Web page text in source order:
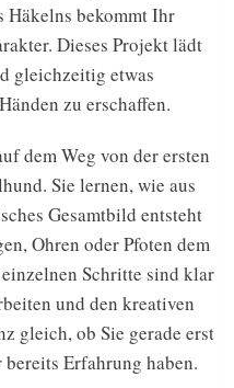
Häkelns bekommt Ihr
Dieses Projekt lädt
gleichzeitig etwas
zu erschaffen.
dem Weg von der ersten
Sie lernen, wie aus
Gesamtbild entsteht
Ohren oder Pfoten dem
Schritte sind klar
und den kreativen
gleich, ob Sie gerade erst
Erfahrung haben.